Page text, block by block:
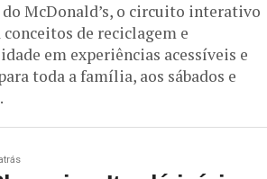
McDonald’s, o circuito interativo
de reciclagem e
em experiências acessíveis e
toda a família, aos sábados e